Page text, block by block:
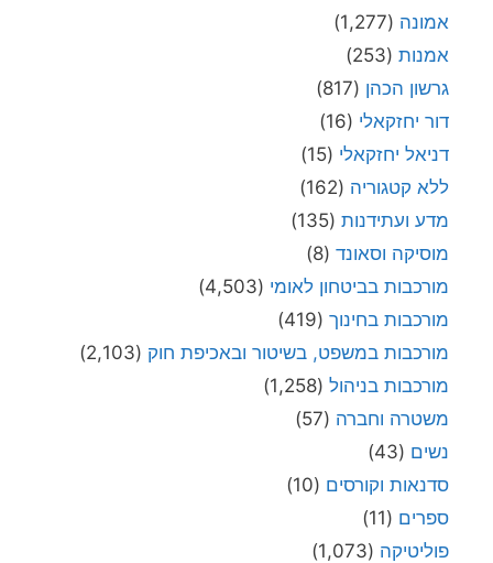
אמונה (1,277)
אמנות (253)
גרשון הכהן (817)
דור יחזקאלי (16)
דניאל יחזקאלי (15)
ללא קטגוריה (162)
מדע ועתידנות (135)
מוסיקה וסאונד (8)
מורכבות בביטחון לאומי (4,503)
מורכבות בחינוך (419)
מורכבות במשפט, בשיטור ובאכיפת חוק (2,103)
מורכבות בניהול (1,258)
משטרה וחברה (57)
נשים (43)
סדנאות וקורסים (10)
ספרים (11)
פוליטיקה (1,073)